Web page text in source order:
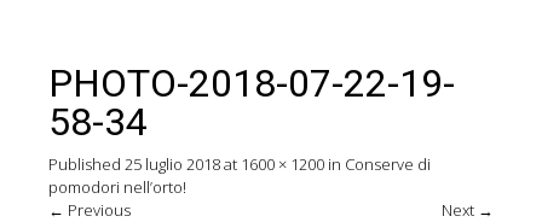
PHOTO-2018-07-22-19-
58-34
Published 25 luglio 2018at 1600 × 1200 in Conserve di
pomodori nell’orto!
← Previous Next →